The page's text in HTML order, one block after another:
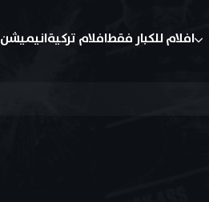
افلام للكبار فقطافلام تركيةانيميشن